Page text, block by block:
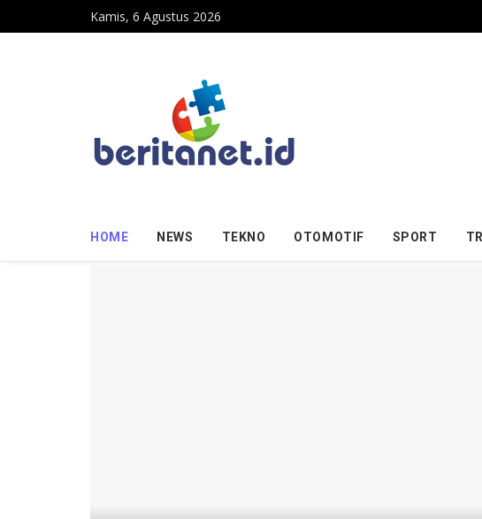
Skip to contentKamis, 6 Agustus 2026
HOME NEWS TEKNO OTOMOTIF SPORT